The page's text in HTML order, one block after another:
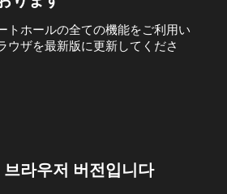
トホールの全ての機能をご利用い
ウザを最新版に更新してくださ
라우저 버전입니다